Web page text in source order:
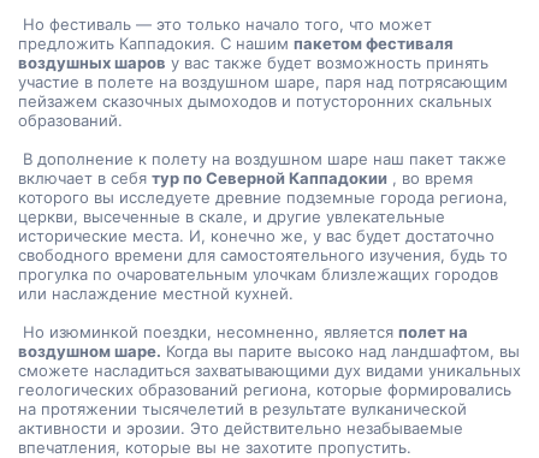
предложить Каппадокия. С нашим пакетом фестиваля
воздушных шаров у вас также будет возможность принять
участие в полете на воздушном шаре, паря над потрясающим
пейзажем сказочных дымоходов и потусторонних скальных
образований.
включает в себя тур по Северной Каппадокии , во время
которого вы исследуете древние подземные города региона,
церкви, высеченные в скале, и другие увлекательные
исторические места. И, конечно же, у вас будет достаточно
свободного времени для самостоятельного изучения, будь то
прогулка по очаровательным улочкам близлежащих городов
или наслаждение местной кухней.
Но изюминкой поездки, несомненно, является полет на
воздушном шаре. Когда вы парите высоко над ландшафтом, вы
сможете насладиться захватывающими дух видами уникальных
геологических образований региона, которые формировались
на протяжении тысячелетий в результате вулканической
активности и эрозии. Это действительно незабываемые
впечатления, которые вы не захотите пропустить.